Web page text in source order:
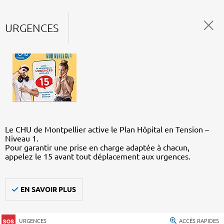
URGENCES
Le CHU de Montpellier active le Plan Hôpital en Tension –
Niveau 1.
Pour garantir une prise en charge adaptée à chacun,
appelez le 15 avant tout déplacement aux urgences.
EN SAVOIR PLUS
URGENCES ACCÈS RAPIDES